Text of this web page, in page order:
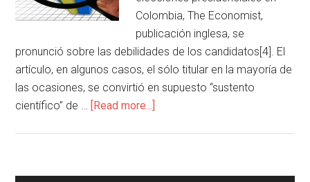
Colombia, The Economist,
publicación inglesa, se
pronunció sobre las debilidades de los candidatos[4]. El
artículo, en algunos casos, el sólo titular en la mayoría de
las ocasiones, se convirtió en supuesto “sustento
científico” de … [Read more...]